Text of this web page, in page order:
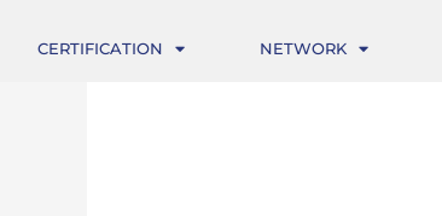
CERTIFICATION NETWORK